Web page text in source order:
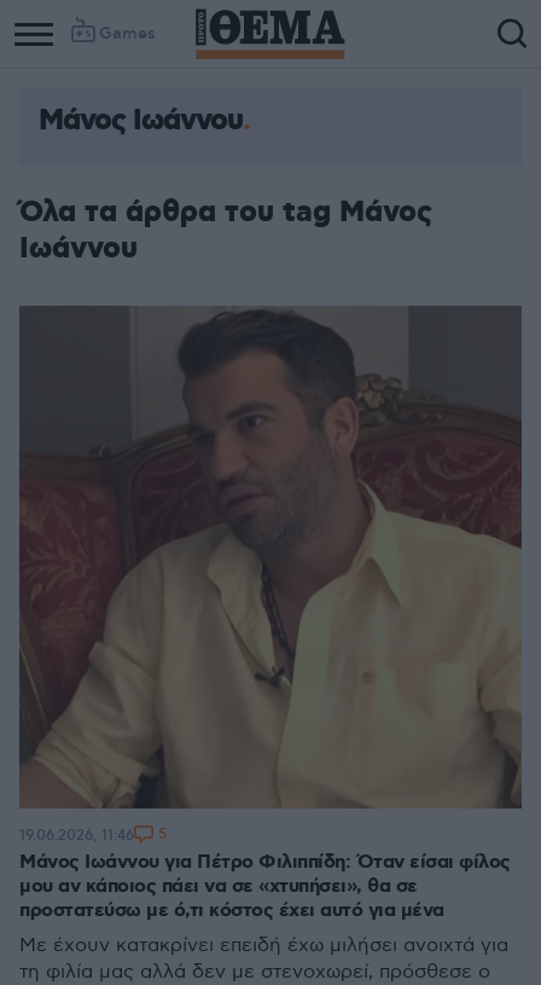
Games
Μάνος Ιωάννου
Όλα τα άρθρα του tag Μάνος
Ιωάννου
Μάνος Ιωάννου για Πέτρο Φιλιππίδη: Όταν είσαι φίλος
μου αν κάποιος πάει να σε «χτυπήσει», θα σε
προστατεύσω με ό,τι κόστος έχει αυτό για μένα
Με έχουν κατακρίνει επειδή έχω μιλήσει ανοιχτά για
τη φιλία μας αλλά δεν με στενοχωρεί, πρόσθεσε ο
19.06.2026, 11:46 5